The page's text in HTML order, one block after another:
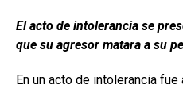
El acto de intolerancia se
que su agresor matara a su
En un acto de intolerancia